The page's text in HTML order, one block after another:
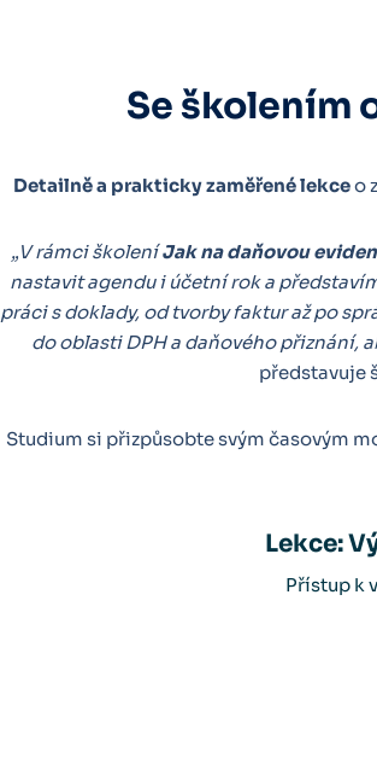
Se školením
Detailně a prakticky zaměřené lekceo
„V rámci školeníJak na daňovou
nastavit agendu i účetní rok a
práci s doklady, od tvorby faktur až po
do oblasti DPH a daňového přiznání,
představuje
Studium si přizpůsobte svým časovým
Lekce:
Přístup k